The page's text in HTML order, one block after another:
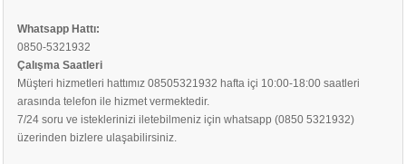
Whatsapp Hattı:
0850-5321932
Çalışma Saatleri
Müşteri hizmetleri hattımız 08505321932 hafta içi 10:00-18:00 saatleri
arasında telefon ile hizmet vermektedir.
7/24 soru ve isteklerinizi iletebilmeniz için whatsapp (0850 5321932)
üzerinden bizlere ulaşabilirsiniz.